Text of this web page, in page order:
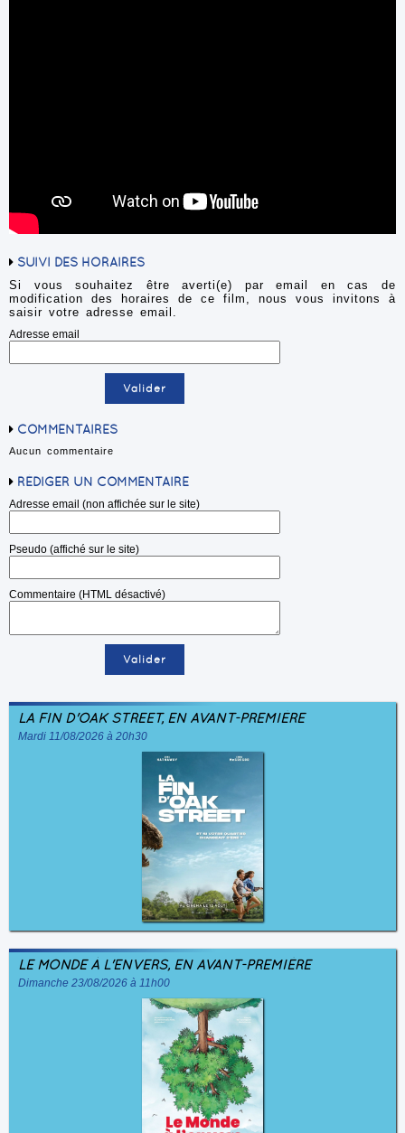
SUIVI DES HORAIRES
Si vous souhaitez être averti(e) par email en cas de
modification des horaires de ce film, nous vous invitons à
saisir votre adresse email.
Adresse email
COMMENTAIRES
Aucun commentaire
RÉDIGER UN COMMENTAIRE
Adresse email (non affichée sur le site)
Pseudo (affiché sur le site)
Commentaire (HTML désactivé)
LA FIN D'OAK STREET, EN AVANT-PREMIÈRE
Mardi 11/08/2026 à 20h30
LE MONDE À L'ENVERS, EN AVANT-PREMIÈRE
Dimanche 23/08/2026 à 11h00